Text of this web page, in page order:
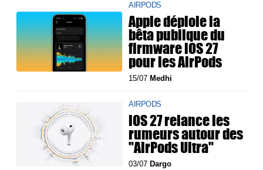
AIRPODS
Apple déploie la
bêta publique du
firmware iOS 27
pour les AirPods
15/07 Medhi
AIRPODS
iOS 27 relance les
rumeurs autour des
"AirPods Ultra"
03/07 Dargo